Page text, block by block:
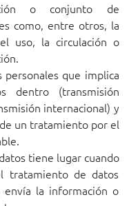
o conjunto de
como, entre otros, la
uso, la circulación o
que implica
dentro (transmisión
internacional) y
un tratamiento por el
tiene lugar cuando
tratamiento de datos
envía la información o